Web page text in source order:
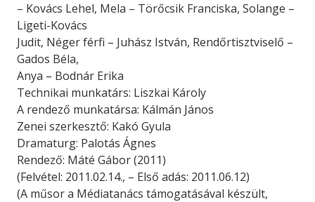
– Kovács Lehel, Mela – Törőcsik Franciska, Solange –
Ligeti-Kovács
Judit, Néger férfi – Juhász István, Rendőrtisztviselő –
Gados Béla,
Anya – Bodnár Erika
Technikai munkatárs: Liszkai Károly
A rendező munkatársa: Kálmán János
Zenei szerkesztő: Kakó Gyula
Dramaturg: Palotás Ágnes
Rendező: Máté Gábor (2011)
(Felvétel: 2011.02.14., – Első adás: 2011.06.12)
(A műsor a Médiatanács támogatásával készült,